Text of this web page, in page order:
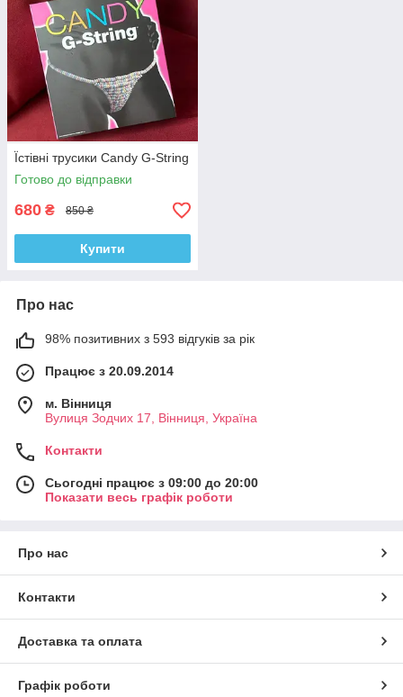
Їстівні трусики Candy G-String
Готово до відправки
680 ₴ 850 ₴
Купити
Про нас
98% позитивних з 593 відгуків за рік
Працює з 20.09.2014
м. Вінниця
Вулиця Зодчих 17, Вінниця, Україна
Контакти
Сьогодні працює з 09:00 до 20:00
Показати весь графік роботи
Про нас
Контакти
Доставка та оплата
Графік роботи